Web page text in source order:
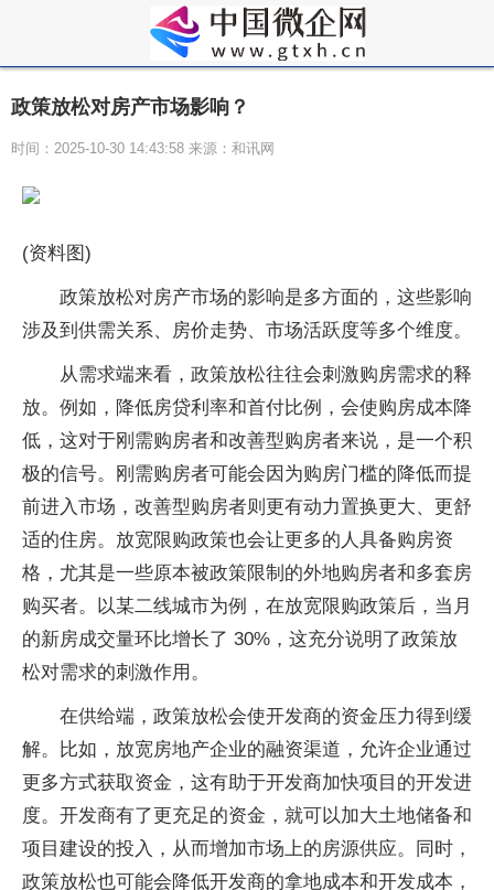
政策放松对房产市场影响？
时间：2025-10-30 14:43:58 来源：和讯网
(资料图)
政策放松对房产市场的影响是多方面的，这些影响
涉及到供需关系、房价走势、市场活跃度等多个维度。
从需求端来看，政策放松往往会刺激购房需求的释
放。例如，降低房贷利率和首付比例，会使购房成本降
低，这对于刚需购房者和改善型购房者来说，是一个积
极的信号。刚需购房者可能会因为购房门槛的降低而提
前进入市场，改善型购房者则更有动力置换更大、更舒
适的住房。放宽限购政策也会让更多的人具备购房资
格，尤其是一些原本被政策限制的外地购房者和多套房
购买者。以某二线城市为例，在放宽限购政策后，当月
的新房成交量环比增长了 30%，这充分说明了政策放
松对需求的刺激作用。
在供给端，政策放松会使开发商的资金压力得到缓
解。比如，放宽房地产企业的融资渠道，允许企业通过
更多方式获取资金，这有助于开发商加快项目的开发进
度。开发商有了更充足的资金，就可以加大土地储备和
项目建设的投入，从而增加市场上的房源供应。同时，
政策放松也可能会降低开发商的拿地成本和开发成本，